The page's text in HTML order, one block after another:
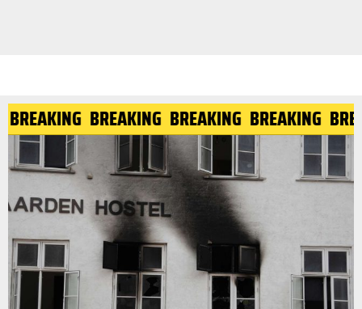
BREAKING BREAKING BREAKING BREAKING